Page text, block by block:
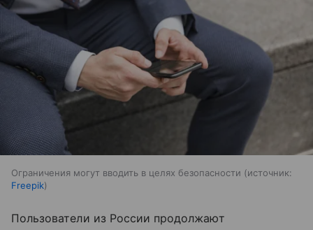
Ограничения могут вводить в целях безопасности
источник:
Freepik
Пользователи из России продолжают